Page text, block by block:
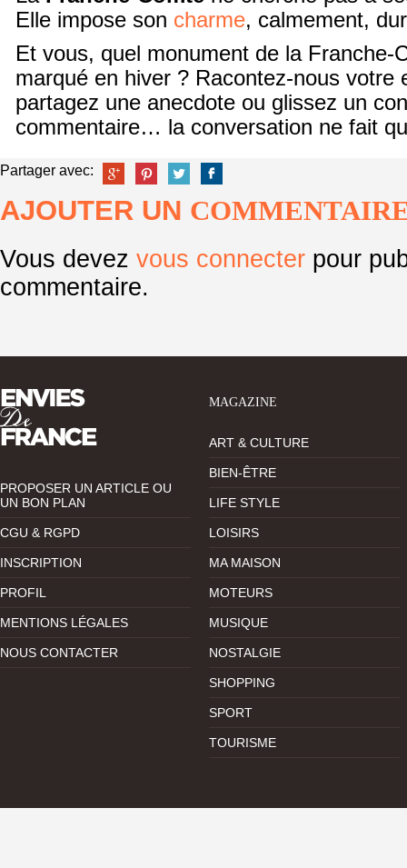
Elle impose son charme, calmement,
Et vous, quel monument de la Franche-
marqué en hiver ? Racontez-nous votre
partagez une anecdote ou glissez un
commentaire… la conversation ne fait
Partager avec:
AJOUTER UN
Vous devez vous connecter pour
commentaire.
PROPOSER UN ARTICLE OU
UN BON PLAN
CGU & RGPD
INSCRIPTION
PROFIL
MENTIONS LÉGALES
NOUS CONTACTER
MAGAZINE
ART & CULTURE
BIEN-ÊTRE
LIFE STYLE
LOISIRS
MA MAISON
MOTEURS
MUSIQUE
NOSTALGIE
SHOPPING
SPORT
TOURISME